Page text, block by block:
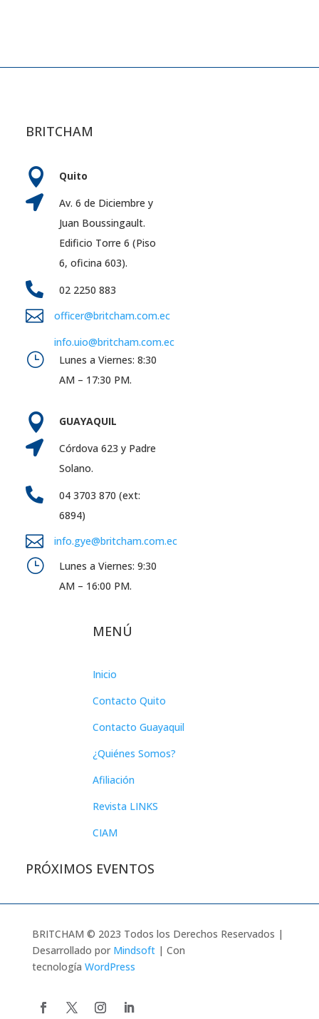
BRITCHAM
 Quito

Av. 6 de Diciembre y
Juan Boussingault.
Edificio Torre 6 (Piso
6, oficina 603).
 02 2250 883

officer@britcham.com.ec
info.uio@britcham.com.ec
}
Lunes a Viernes: 8:30
AM – 17:30 PM.
 GUAYAQUIL

Córdova 623 y Padre
Solano.

04 3703 870 (ext:
6894)
 info.gye@britcham.com.ec
}
Lunes a Viernes: 9:30
AM – 16:00 PM.
MENÚ
Inicio
Contacto Quito
Contacto Guayaquil
¿Quiénes Somos?
Afiliación
Revista LINKS
CIAM
PRÓXIMOS EVENTOS
BRITCHAM © 2023 Todos los Derechos Reservados |
Desarrollado por Mindsoft| Con
tecnología WordPress